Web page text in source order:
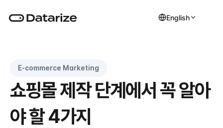
English
E-commerce Marketing
쇼핑몰 제작 단계에서 꼭 알아
야 할 4가지